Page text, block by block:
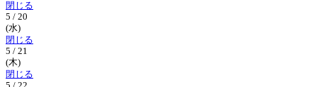
閉じる
5 / 20
(水)
閉じる
5 / 21
(木)
閉じる